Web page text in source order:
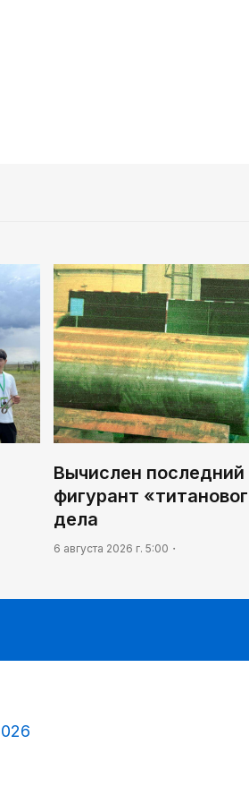
Вычислен последний
фигурант
дела
6 августа 2026 г. 5:00